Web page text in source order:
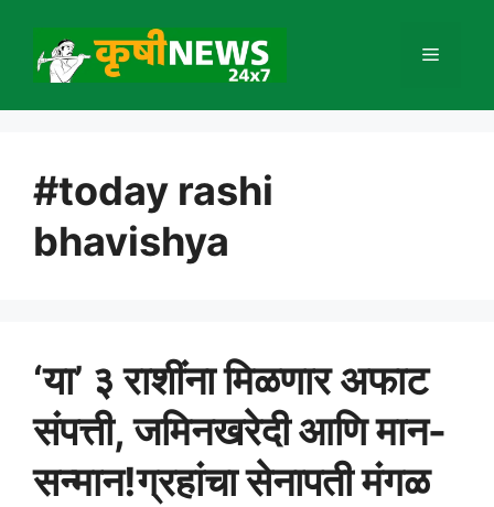
content
Menu
#today rashi
bhavishya
‘या’ ३ राशींना मिळणार अफाट
संपत्ती, जमिनखरेदी आणि मान-
सन्मान!ग्रहांचा सेनापती मंगळ